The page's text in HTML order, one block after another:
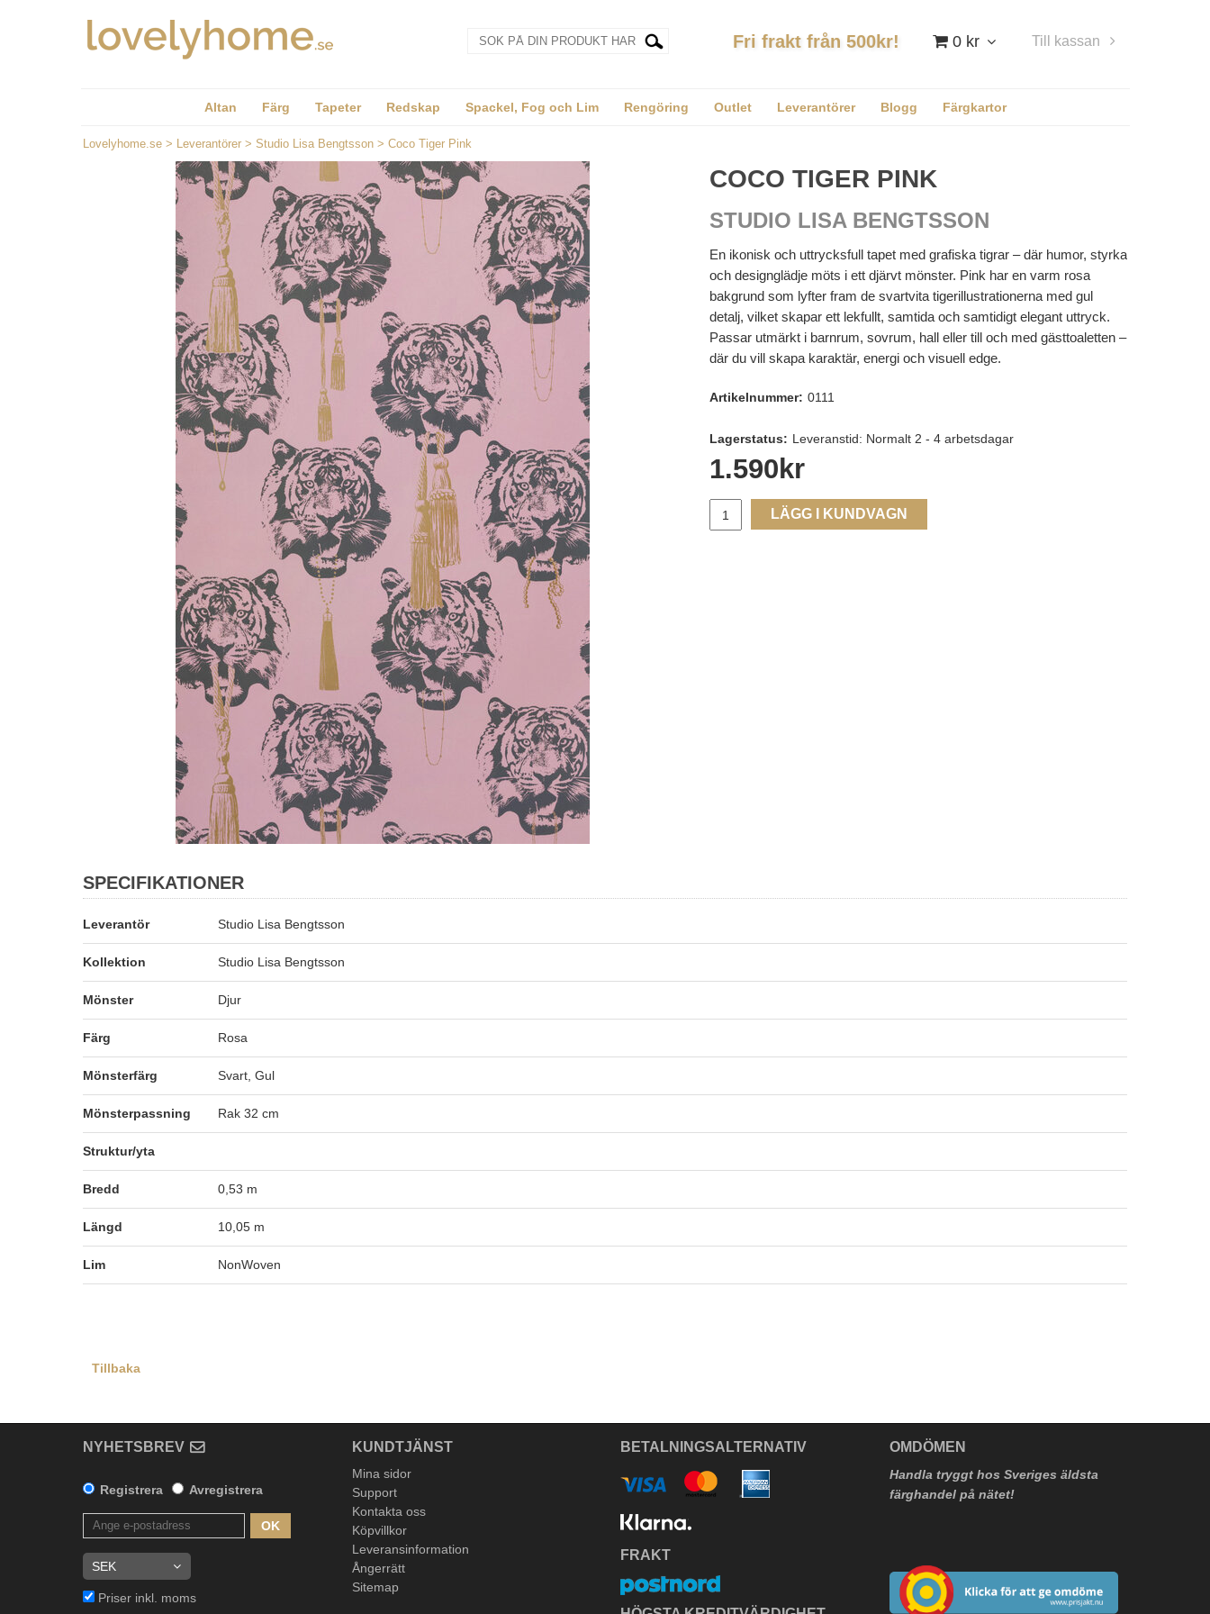
0 kr Till kassan
Fri frakt från 500kr!
Altan Färg Tapeter Redskap Spackel, Fog och Lim Rengöring Outlet Leverantörer Blogg Färgkartor
Lovelyhome.se > Leverantörer > Studio Lisa Bengtsson > Coco Tiger Pink
COCO TIGER PINK
STUDIO LISA BENGTSSON
En ikonisk och uttrycksfull tapet med grafiska tigrar – där humor, styrka
och designglädje möts i ett djärvt mönster. Pink har en varm rosa
bakgrund som lyfter fram de svartvita tigerillustrationerna med gul
detalj, vilket skapar ett lekfullt, samtida och samtidigt elegant uttryck.
Passar utmärkt i barnrum, sovrum, hall eller till och med gästtoaletten –
där du vill skapa karaktär, energi och visuell edge.
Artikelnummer: 0111
Lagerstatus: Leveranstid: Normalt 2 - 4 arbetsdagar
1.590 kr
LÄGG I KUNDVAGN
SPECIFIKATIONER
Leverantör Studio Lisa Bengtsson
Kollektion Studio Lisa Bengtsson
Mönster Djur
Färg Rosa
Mönsterfärg Svart, Gul
Mönsterpassning Rak 32 cm
Struktur/yta
Bredd 0,53 m
Längd 10,05 m
Lim NonWoven
Tillbaka
NYHETSBREV
Registrera Avregistrera
OK
Priser inkl. moms
KUNDTJÄNST
Mina sidor
Support
Kontakta oss
Köpvillkor
Leveransinformation
Ångerrätt
Sitemap
BETALNINGSALTERNATIV
FRAKT
OMDÖMEN
Handla tryggt hos Sveriges äldsta
färghandel på nätet!